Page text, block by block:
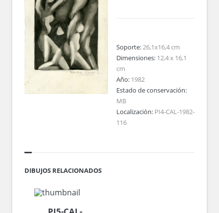
Soporte:26,1x16,4 cm
Dimensiones: 12,4 x 16,1
cm
Año: 1982
Estado de conservación:
MB
Localización: PI4-CAL-1982-
116
DIBUJOS RELACIONADOS